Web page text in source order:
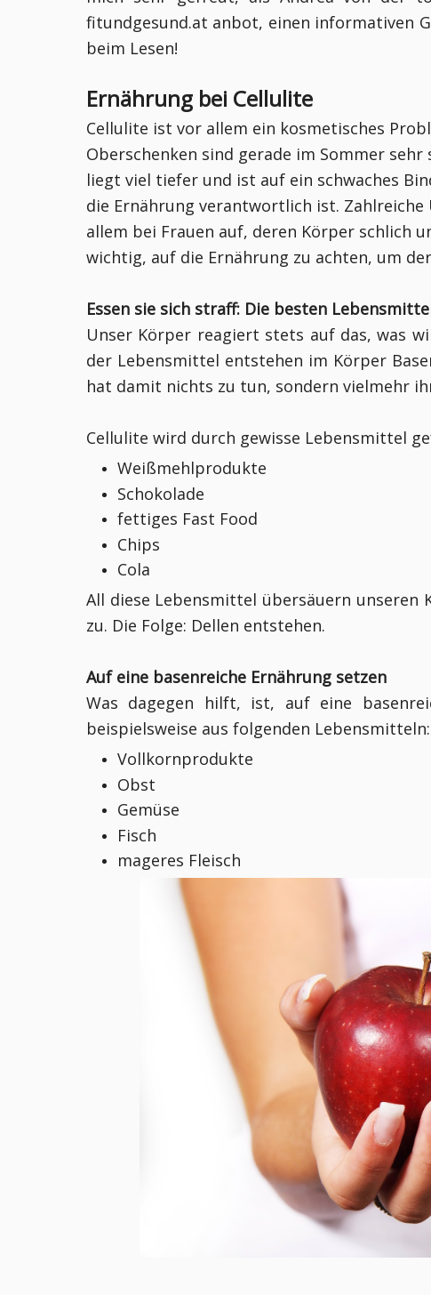
fitundgesund.at anbot, einen informativen
beim Lesen!
Ernährung bei Cellulite
Cellulite ist vor allem ein kosmetisches
Oberschenken sind gerade im Sommer
liegt viel tiefer und ist auf ein schwaches
die Ernährung verantwortlich ist.
allem bei Frauen auf, deren Körper schlich
wichtig, auf die Ernährung zu achten, um
Essen sie sich straff: Die besten
Unser Körper reagiert stets auf das, was
der Lebensmittel entstehen im Körper
hat damit nichts zu tun, sondern vielmehr
Cellulite wird durch gewisse Lebensmittel
Weißmehlprodukte
Schokolade
fettiges Fast Food
Chips
Cola
All diese Lebensmittel übersäuern unseren
zu. Die Folge: Dellen entstehen.
Auf eine basenreiche Ernährung setzen
Was dagegen hilft, ist, auf eine
beispielsweise aus folgenden Lebensmitteln:
Vollkornprodukte
Obst
Gemüse
Fisch
mageres Fleisch